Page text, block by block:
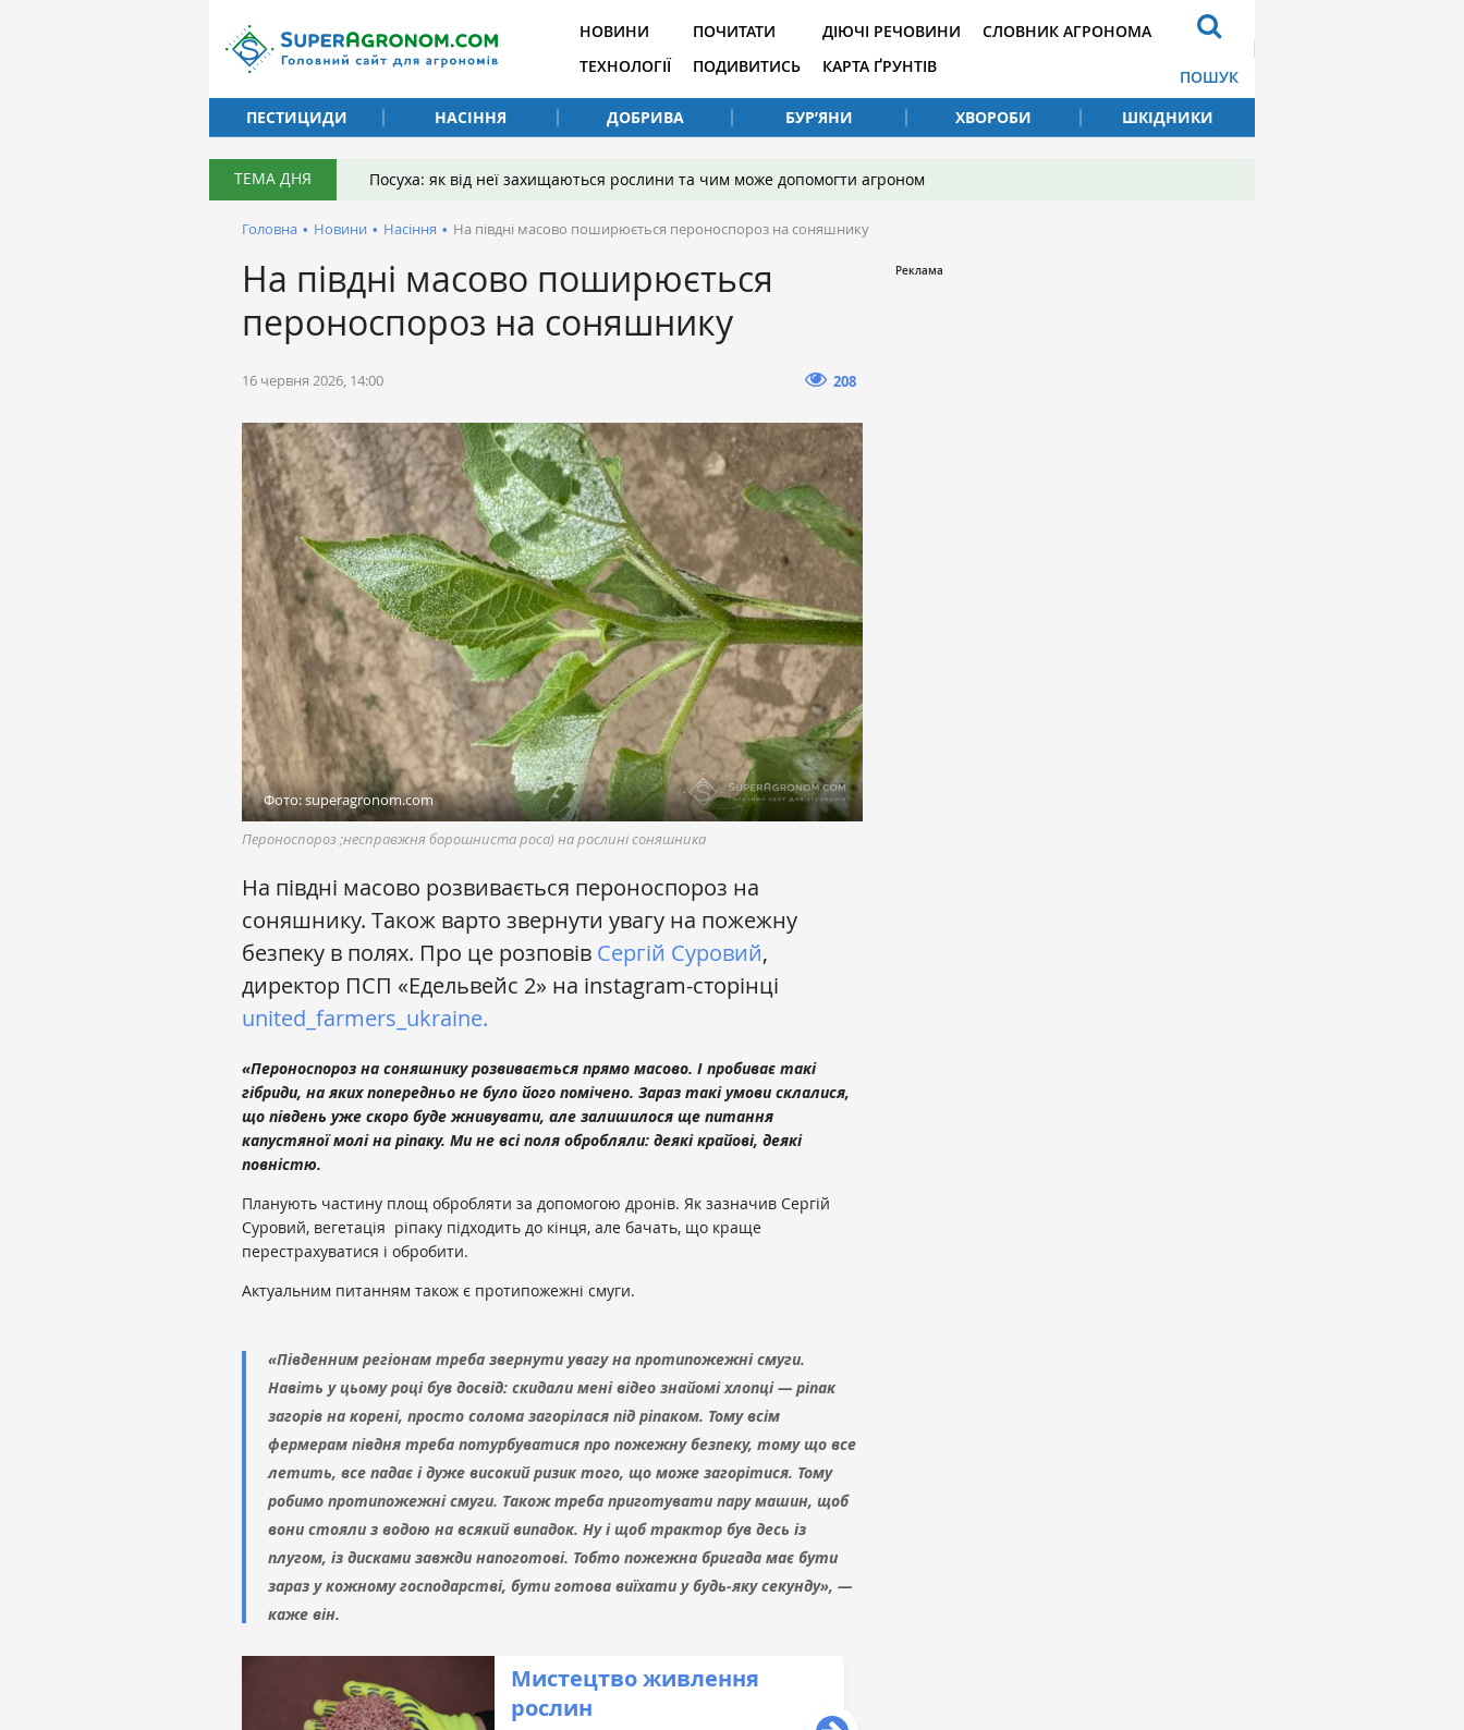
НОВИНИ
ТЕХНОЛОГІЇ
ПОЧИТАТИ
ПОДИВИТИСЬ
ДІЮЧІ РЕЧОВИНИ
КАРТА ҐРУНТІВ
СЛОВНИК АГРОНОМА
ПОШУК
ПЕСТИЦИДИ
НАСІННЯ ДОБРИВА БУР’ЯНИ ХВОРОБИ ШКІДНИКИ
ТЕМА ДНЯ Посуха: як від неї захищаються рослини та чим може допомогти агроном
Головна • Новини • Насіння • На півдні масово поширюється пероноспороз на соняшнику
На півдні масово поширюється
пероноспороз на соняшнику
16 червня 2026, 14:00 208
Фото: superagronom.com
Пероноспороз ;несправжня борошниста роса) на рослині соняшника
На півдні масово розвивається пероноспороз на
соняшнику. Також варто звернути увагу на пожежну
безпеку в полях. Про це розповів Сергій Суровий,
директор ПСП «Едельвейс 2» на instagram-сторінці
united_farmers_ukraine.
«Пероноспороз на соняшнику розвивається прямо масово. І пробиває такі
гібриди, на яких попередньо не було його помічено. Зараз такі умови склалися,
що південь уже скоро буде жнивувати, але залишилося ще питання
капустяної молі на ріпаку. Ми не всі поля обробляли: деякі крайові, деякі
повністю.
Планують частину площ обробляти за допомогою дронів. Як зазначив Сергій
Суровий, вегетація ріпаку підходить до кінця, але бачать, що краще
перестрахуватися і обробити.
Актуальним питанням також є протипожежні смуги.
«Південним регіонам треба звернути увагу на протипожежні смуги.
Навіть у цьому році був досвід: скидали мені відео знайомі хлопці — ріпак
загорів на корені, просто солома загорілася під ріпаком. Тому всім
фермерам півдня треба потурбуватися про пожежну безпеку, тому що все
летить, все падає і дуже високий ризик того, що може загорітися. Тому
робимо протипожежні смуги. Також треба приготувати пару машин, щоб
вони стояли з водою на всякий випадок. Ну і щоб трактор був десь із
плугом, із дисками завжди напоготові. Тобто пожежна бригада має бути
зараз у кожному господарстві, бути готова виїхати у будь-яку секунду», —
каже він.
Мистецтво живлення
рослин